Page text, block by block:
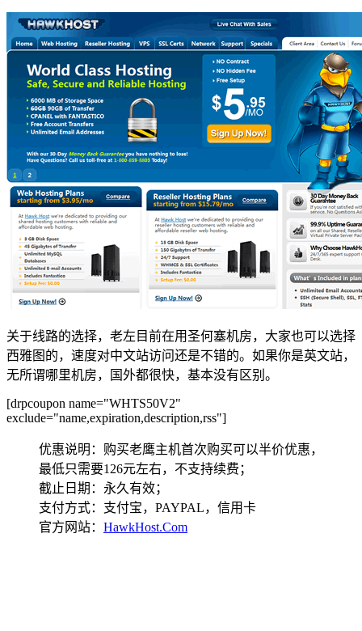
关于线路的选择，老左目前在用圣何塞机房，大家也可以选择
西雅图的，速度对中文站访问还是不错的。如果你是英文站，
无所谓哪里机房，国外都很快，基本没有区别。
[drpcoupon name="WHTS50V2"
exclude="name,expiration,description,rss"]
优惠说明：购买老鹰主机首次购买可以半价优惠，
最低只需要126元左右，不支持续费；
截止日期：永久有效；
支付方式：支付宝，PAYPAL，信用卡
官方网站： HawkHost.Com